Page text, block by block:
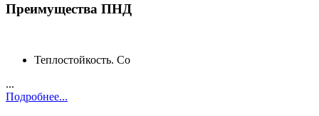
Преимущества ПНД
Теплостойкость. Со
...
Подробнее...